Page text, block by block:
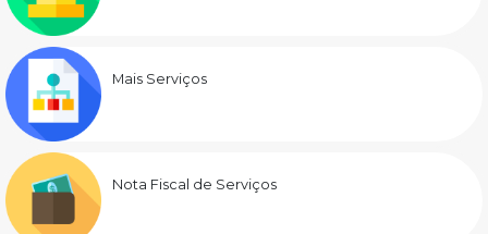
Mais Serviços
Nota Fiscal de Serviços